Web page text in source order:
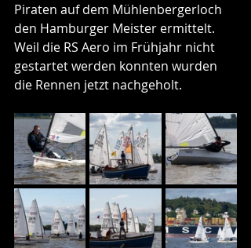
Piraten auf dem Mühlenbergerloch
den Hamburger Meister ermittelt.
Weil die RS Aero im Frühjahr nicht
gestartet werden konnten wurden
die Rennen jetzt nachgeholt.